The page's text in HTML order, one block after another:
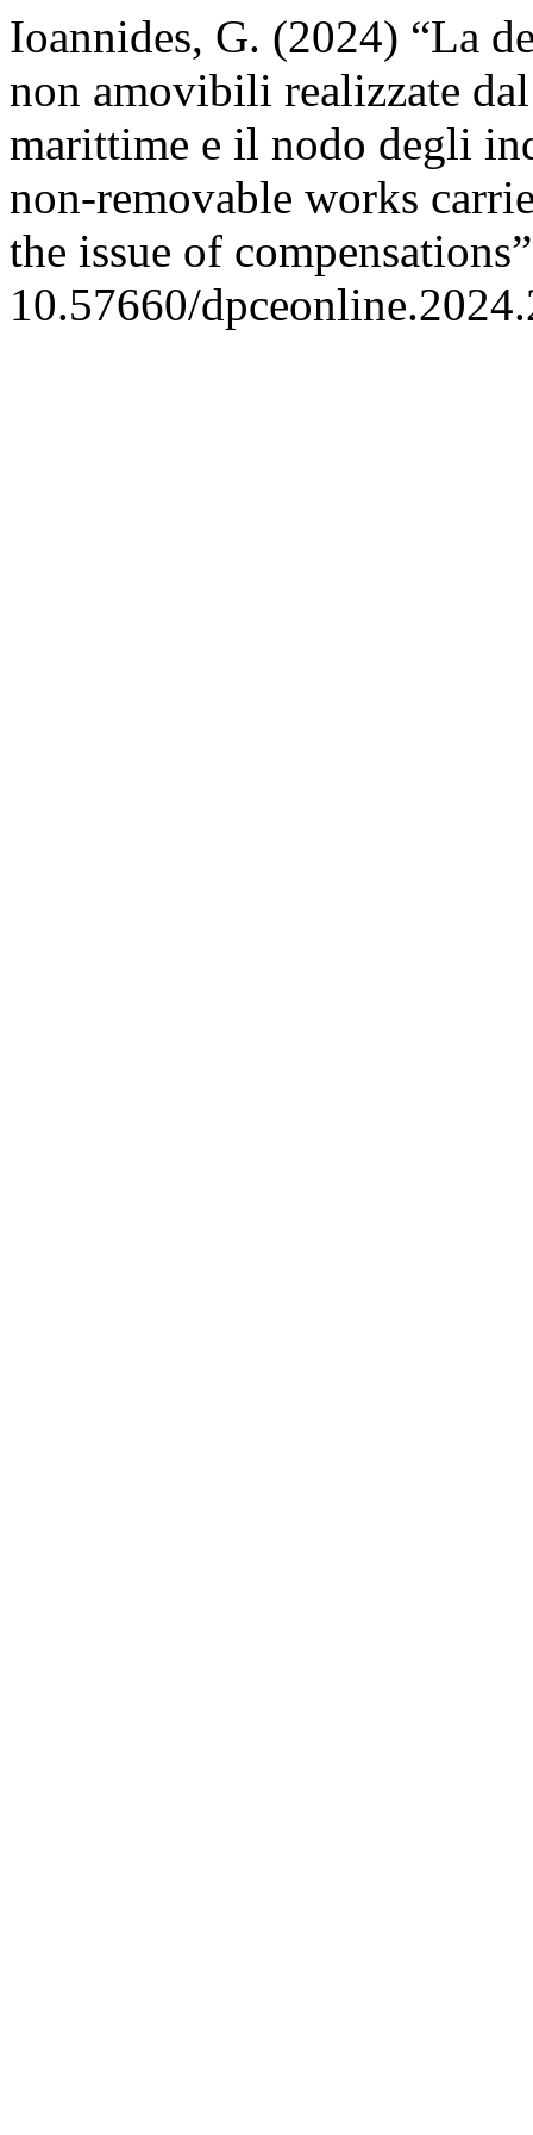
Ioannides, G. (2024) “La
non amovibili realizzate
marittime e il nodo degli
non-removable works
the issue of
10.57660/